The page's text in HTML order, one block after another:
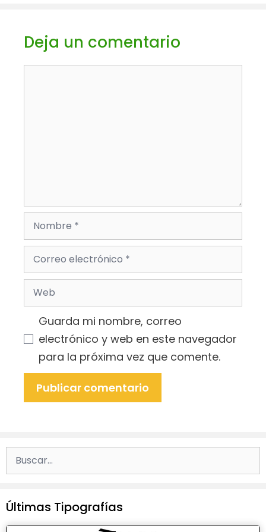
Deja un comentario
Nombre
Correo
electrónico
Web
Guarda mi nombre, correo
electrónico y web en este navegador
para la próxima vez que comente.
Últimas Tipografías